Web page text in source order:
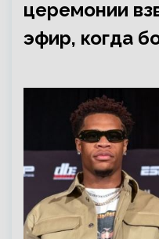
церемонии
эфир, когда